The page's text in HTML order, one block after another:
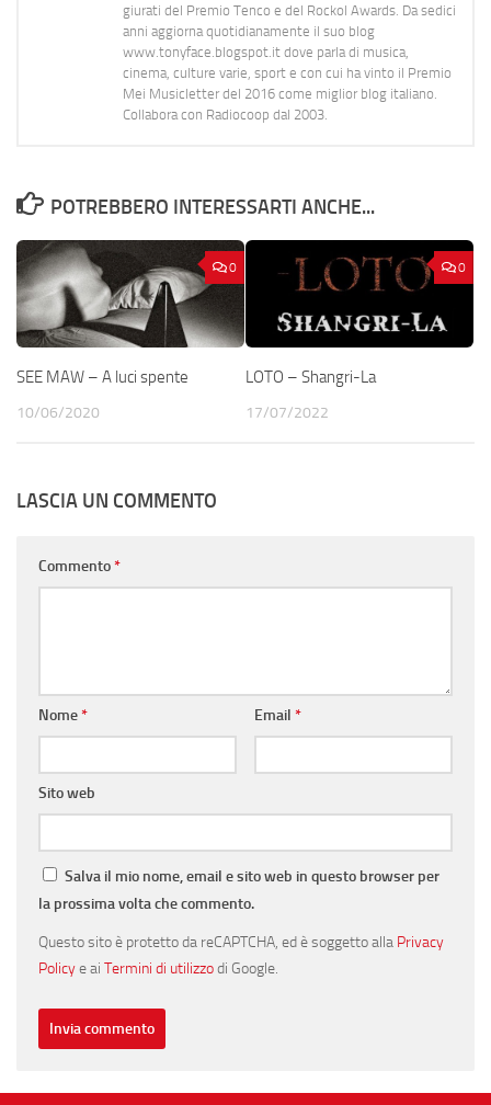
giurati del Premio Tenco e del Rockol Awards. Da sedici
anni aggiorna quotidianamente il suo blog
www.tonyface.blogspot.it dove parla di musica,
cinema, culture varie, sport e con cui ha vinto il Premio
Mei Musicletter del 2016 come miglior blog italiano.
Collabora con Radiocoop dal 2003.
POTREBBERO INTERESSARTI ANCHE...
0
SEE MAW – A luci spente
10/06/2020
0
LOTO – Shangri-La
17/07/2022
LASCIA UN COMMENTO
Commento*
Nome* Email *
Sito web
Salva il mio nome, email e sito web in questo browser per
la prossima volta che commento.
Questo sito è protetto da reCAPTCHA, ed è soggetto alla Privacy
Policye ai Termini di utilizzodi Google.